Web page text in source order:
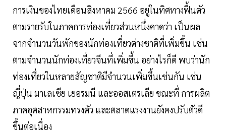
การเงินของไทยเดือนสิงหาคม 2566 อยู่ในทิศทางฟื้นตัว
ตามรายรับในภาคการท่องเที่ยวส่วนหนึ่งคาดว่า เป็นผล
จากจำนวนวันพักของนักท่องเที่ยวต่างชาติที่เพิ่มขึ้น เช่น
ตามจำนวนนักท่องเที่ยวจีนที่เพิ่มขึ้น อย่างไรก็ดี พบว่านัก
ท่องเที่ยวในหลายสัญชาติมีจำนวนเพิ่มขึ้นเช่นกัน เช่น
ญี่ปุ่น มาเลเซีย เยอรมนี และออสเตรเลีย ขณะที่ การผลิต
ภาคอุตสาหกรรมทรงตัว และตลาดแรงงานยังคงปรับตัวดี
ขึ้นต่อเนื่อง